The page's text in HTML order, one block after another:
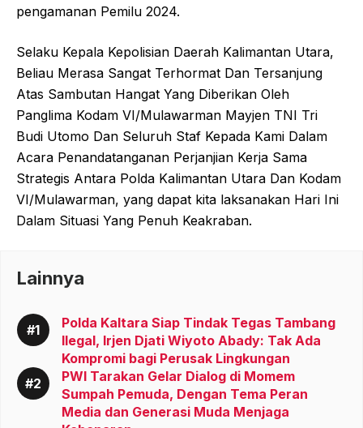
pengamanan Pemilu 2024.
Selaku Kepala Kepolisian Daerah Kalimantan Utara,
Beliau Merasa Sangat Terhormat Dan Tersanjung
Atas Sambutan Hangat Yang Diberikan Oleh
Panglima Kodam VI/Mulawarman Mayjen TNI Tri
Budi Utomo Dan Seluruh Staf Kepada Kami Dalam
Acara Penandatanganan Perjanjian Kerja Sama
Strategis Antara Polda Kalimantan Utara Dan Kodam
VI/Mulawarman, yang dapat kita laksanakan Hari Ini
Dalam Situasi Yang Penuh Keakraban.
Lainnya
Polda Kaltara Siap Tindak Tegas Tambang
Ilegal, Irjen Djati Wiyoto Abady: Tak Ada
Kompromi bagi Perusak Lingkungan
PWI Tarakan Gelar Dialog di Momem
Sumpah Pemuda, Dengan Tema Peran
Media dan Generasi Muda Menjaga